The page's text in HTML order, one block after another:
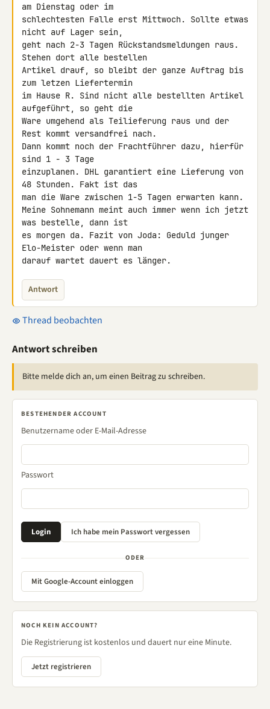
am Dienstag oder im
schlechtesten Falle erst Mittwoch. Sollte etwas
nicht auf Lager sein,
geht nach 2-3 Tagen Rückstandsmeldungen raus.
Stehen dort alle bestellen
Artikel drauf, so bleibt der ganze Auftrag bis
zum letzen Liefertermin
im Hause R. Sind nicht alle bestellten Artikel
aufgeführt, so geht die
Ware umgehend als Teilieferung raus und der
Rest kommt versandfrei nach.
Dann kommt noch der Frachtführer dazu, hierfür
sind 1 - 3 Tage
einzuplanen. DHL garantiert eine Lieferung von
48 Stunden. Fakt ist das
man die Ware zwischen 1-5 Tagen erwarten kann.
Meine Sohnemann meint auch immer wenn ich jetzt
was bestelle, dann ist
es morgen da. Fazit von Joda: Geduld junger
Elo-Meister oder wenn man
darauf wartet dauert es länger.
Antwort
Thread beobachten
Antwort schreiben
Bitte melde dich an, um einen Beitrag zu schreiben.
BESTEHENDER ACCOUNT
Benutzername oder E-Mail-Adresse
Passwort
ODER
Mit Google-Account einloggen
NOCH KEIN ACCOUNT?
Die Registrierung ist kostenlos und dauert nur eine Minute.
Jetzt registrieren